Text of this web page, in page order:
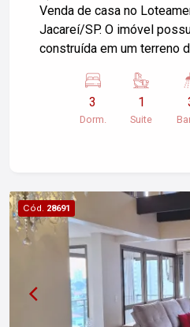
Venda de casa no
Jacareí/SP. O imóvel
construída em um terreno
oferece ambientes
de piscina, churrasqueira,
gourmet e armários
Entre em contato para
agende uma visita!
3
Dorm.
1
Suite
Cód. 28691